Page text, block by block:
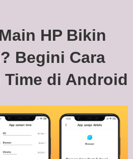
HP Bikin
Begini Cara
Time di Android